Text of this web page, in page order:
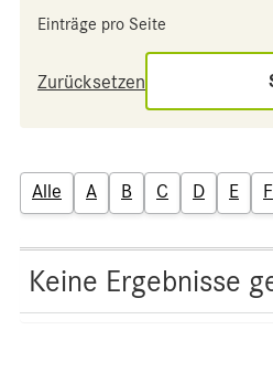
Einträge pro Seite
Zurücksetzen
Alle A B C D E F
Keine Ergebnisse